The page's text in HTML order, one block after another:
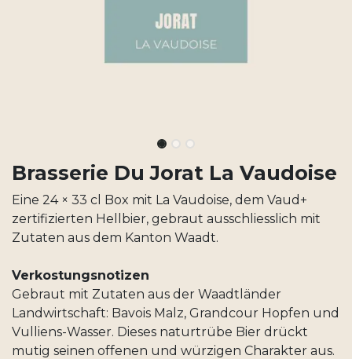
Brasserie Du Jorat La Vaudoise
Eine 24 × 33 cl Box mit La Vaudoise, dem Vaud+
zertifizierten Hellbier, gebraut ausschliesslich mit
Zutaten aus dem Kanton Waadt.
Verkostungsnotizen
Gebraut mit Zutaten aus der Waadtländer
Landwirtschaft: Bavois Malz, Grandcour Hopfen und
Vulliens-Wasser. Dieses naturtrübe Bier drückt
mutig seinen offenen und würzigen Charakter aus.